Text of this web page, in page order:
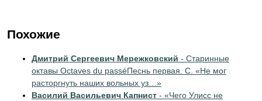
Похожие
Дмитрий Сергеевич Мережковский - Старинные
октавы Octaves du passéПеснь первая. С. «Не мог
расторгнуть наших вольных уз…»
Василий Васильевич Капнист - «Чего Улисс не